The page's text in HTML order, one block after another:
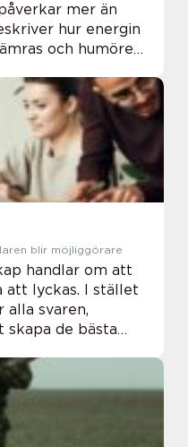
mer än
hur energin
och humöret
Stockholm,
ledarskap när ledaren blir möjliggörare
handlar om att
att lyckas. I stället
alla svaren,
skapa de bästa
Det här